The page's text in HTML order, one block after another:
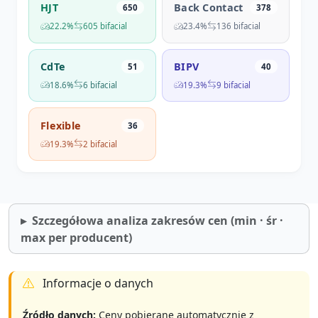
HJT
650
22.2%
605 bifacial
Back Contact
378
23.4%
136 bifacial
CdTe
51
18.6%
6 bifacial
BIPV
40
19.3%
9 bifacial
Flexible
36
19.3%
2 bifacial
Szczegółowa analiza zakresów cen (min · śr ·
max per producent)
Informacje o danych
Źródło danych: Ceny pobierane automatycznie z